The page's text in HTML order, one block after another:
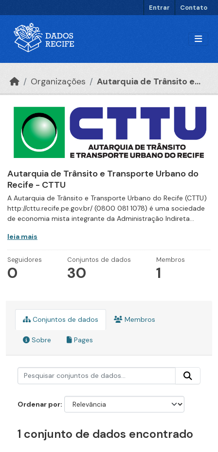
Entrar Contato
Organizações Autarquia de Trânsito e...
Autarquia de Trânsito e Transporte Urbano do
Recife - CTTU
A Autarquia de Trânsito e Transporte Urbano do Recife (CTTU)
http://cttu.recife.pe.gov.br/ (0800 081 1078) é uma sociedade
de economia mista integrante da Administração Indireta...
leia mais
Seguidores
0
Conjuntos de dados
30
Membros
1
Conjuntos de dados Membros
Sobre Pages
Ordenar por
1 conjunto de dados encontrado